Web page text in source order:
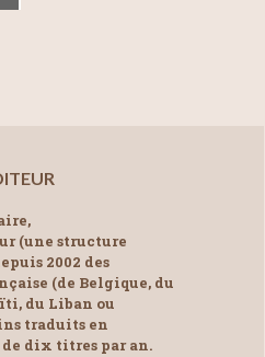
(une structure
2002 des
(de Belgique, du
du Liban ou
traduits en
de dix titres par an.